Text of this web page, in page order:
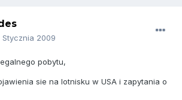
Stycznia 2009
pobytu,
sie na lotnisku w USA i zapytania o